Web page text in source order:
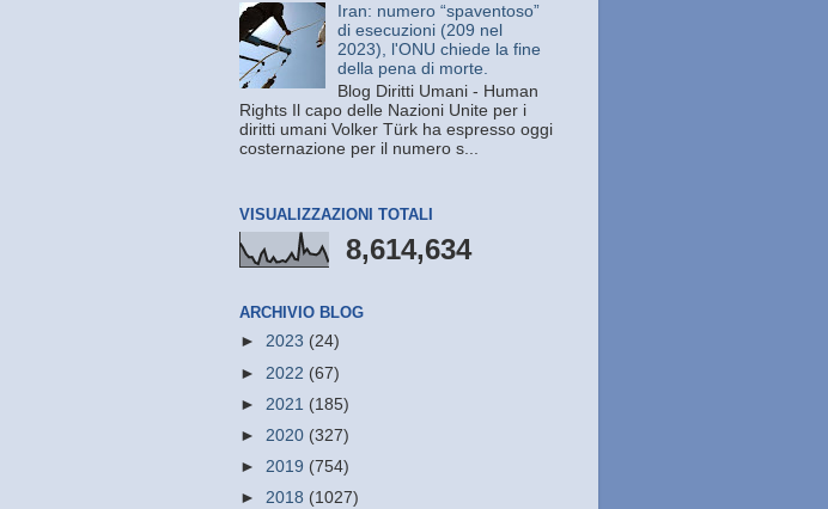
Iran: numero “spaventoso”
di esecuzioni (209 nel
2023), l'ONU chiede la fine
della pena di morte.
Blog Diritti Umani - Human
Rights Il capo delle Nazioni Unite per i
diritti umani Volker Türk ha espresso oggi
costernazione per il numero s...
VISUALIZZAZIONI TOTALI
8,614,634
ARCHIVIO BLOG
► 2023 (24)
► 2022 (67)
► 2021 (185)
► 2020 (327)
► 2019 (754)
► 2018 (1027)